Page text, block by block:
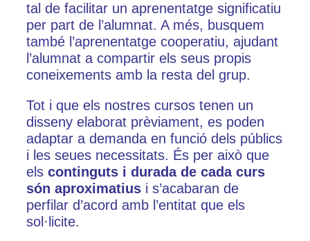
tal de facilitar un aprenentatge significatiu
per part de l’alumnat. A més, busquem
també l’aprenentatge cooperatiu, ajudant
l’alumnat a compartir els seus propis
coneixements amb la resta del grup.
Tot i que els nostres cursos tenen un
disseny elaborat prèviament, es poden
adaptar a demanda en funció dels públics
i les seues necessitats. És per això que
els continguts i durada de cada curs
són aproximatius i s’acabaran de
perfilar d’acord amb l’entitat que els
sol·licite.